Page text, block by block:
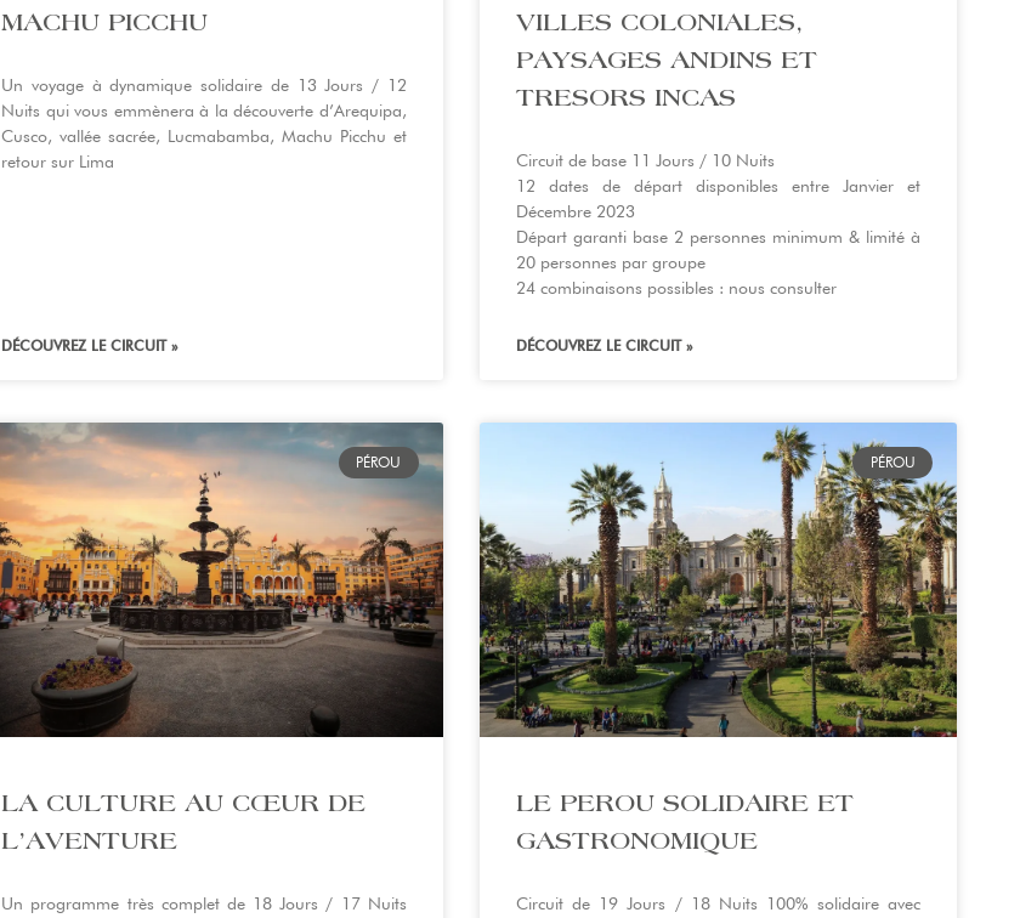
MACHU PICCHU
Un voyage à dynamique solidaire de 13 Jours / 12
Nuits qui vous emmènera à la découverte d’Arequipa,
Cusco, vallée sacrée, Lucmabamba, Machu Picchu et
retour sur Lima
DÉCOUVREZ LE CIRCUIT »
VILLES COLONIALES,
PAYSAGES ANDINS ET
TRESORS INCAS
Circuit de base 11 Jours / 10 Nuits
12 dates de départ disponibles entre Janvier et
Décembre 2023
Départ garanti base 2 personnes minimum & limité à
20 personnes par groupe
24 combinaisons possibles : nous consulter
DÉCOUVREZ LE CIRCUIT »
PÉROU
LA CULTURE AU CŒUR DE
L’AVENTURE
Un programme très complet de 18 Jours / 17 Nuits
PÉROU
LE PEROU SOLIDAIRE ET
GASTRONOMIQUE
Circuit de 19 Jours / 18 Nuits 100% solidaire avec